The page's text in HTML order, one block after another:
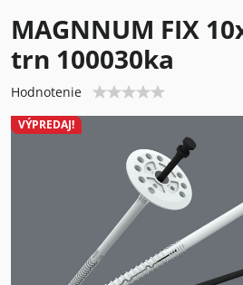
VÝPREDAJ!
MAGNNUM FIX
trn 100030ka
Hodnotenie